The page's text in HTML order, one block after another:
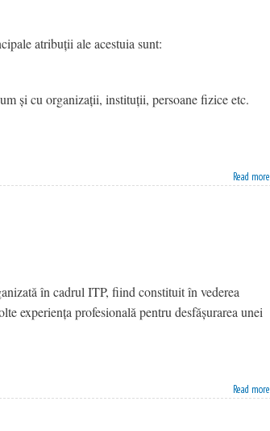
atribuții ale acestuia sunt:
și cu organizații, instituții, persoane fizice etc.
Read more
în cadrul ITP, fiind constituit în vederea
experiența profesională pentru desfășurarea unei
Read more